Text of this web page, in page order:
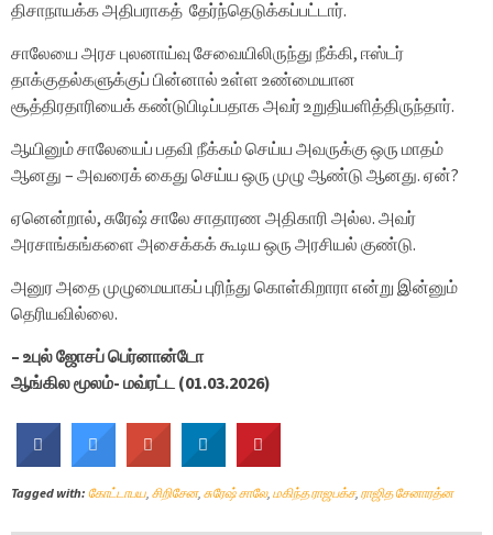
திசாநாயக்க அதிபராகத் தேர்ந்தெடுக்கப்பட்டார்.
சாலேயை அரச புலனாய்வு சேவையிலிருந்து நீக்கி, ஈஸ்டர்
தாக்குதல்களுக்குப் பின்னால் உள்ள உண்மையான
சூத்திரதாரியைக் கண்டுபிடிப்பதாக அவர் உறுதியளித்திருந்தார்.
ஆயினும் சாலேயைப் பதவி நீக்கம் செய்ய அவருக்கு ஒரு மாதம்
ஆனது – அவரைக் கைது செய்ய ஒரு முழு ஆண்டு ஆனது. ஏன்?
ஏனென்றால், சுரேஷ் சாலே சாதாரண அதிகாரி அல்ல. அவர்
அரசாங்கங்களை அசைக்கக் கூடிய ஒரு அரசியல் குண்டு.
அனுர அதை முழுமையாகப் புரிந்து கொள்கிறாரா என்று இன்னும்
தெரியவில்லை.
– உபுல் ஜோசப் பெர்னான்டோ
ஆங்கில மூலம்- மவ்ரட்ட (01.03.2026)
Tagged with: கோட்டாபய, சிறிசேன, சுரேஷ் சாலே, மகிந்த ராஜபக்ச, ராஜித சேனாரத்ன